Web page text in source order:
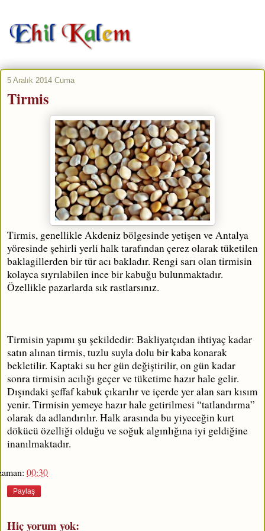
5 Aralık 2014 Cuma
Tirmis
Tirmis, genellikle Akdeniz bölgesinde yetişen ve Antalya
yöresinde şehirli yerli halk tarafından çerez olarak tüketilen
baklagillerden bir tür acı bakladır. Rengi sarı olan tirmisin
kolayca sıyrılabilen ince bir kabuğu bulunmaktadır.
Özellikle pazarlarda sık rastlarsınız.
Tirmisin yapımı şu şekildedir: Bakliyatçıdan ihtiyaç kadar
satın alınan tirmis, tuzlu suyla dolu bir kaba konarak
bekletilir. Kaptaki su her gün değiştirilir, on gün kadar
sonra tirmisin acılığı geçer ve tüketime hazır hale gelir.
Dışındaki şeffaf kabuk çıkarılır ve içerde yer alan sarı kısım
yenir. Tirmisin yemeye hazır hale getirilmesi “tatlandırma”
olarak da adlandırılır. Halk arasında bu yiyeceğin kurt
dökücü özelliği olduğu ve soğuk algınlığına iyi geldiğine
inanılmaktadır.
00:30
Paylaş
Hiç yorum yok: